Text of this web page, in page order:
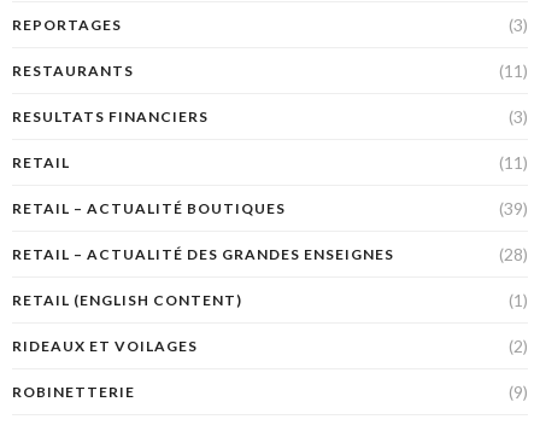
REPORTAGES (3)
RESTAURANTS (11)
RESULTATS FINANCIERS (3)
RETAIL (11)
RETAIL – ACTUALITÉ BOUTIQUES (39)
RETAIL – ACTUALITÉ DES GRANDES ENSEIGNES (28)
RETAIL (ENGLISH CONTENT) (1)
RIDEAUX ET VOILAGES (2)
ROBINETTERIE (9)